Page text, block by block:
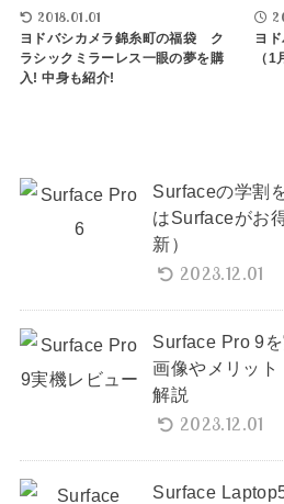
2018.01.01
ヨドバシカメラ錦糸町の福袋 ク
ラシックミラーレス一眼の夢を購
入! 中身も紹介!
ヨ
（
Surfaceの学割
はSurfaceがお
新）
2023.12.01
Surface Pro 9
画像やメリッ
解説
2023.12.01
Surface